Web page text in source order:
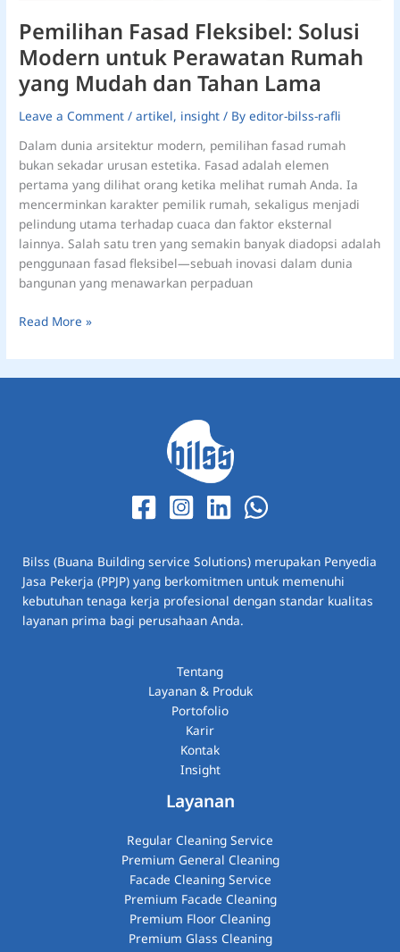
Pemilihan Fasad Fleksibel: Solusi
Modern untuk Perawatan Rumah
yang Mudah dan Tahan Lama
Leave a Comment /artikel, insight / Byeditor-bilss-rafli
Dalam dunia arsitektur modern, pemilihan fasad rumah
bukan sekadar urusan estetika. Fasad adalah elemen
pertama yang dilihat orang ketika melihat rumah Anda. Ia
mencerminkan karakter pemilik rumah, sekaligus menjadi
pelindung utama terhadap cuaca dan faktor eksternal
lainnya. Salah satu tren yang semakin banyak diadopsi adalah
penggunaan fasad fleksibel—sebuah inovasi dalam dunia
bangunan yang menawarkan perpaduan
Read More »
Bilss (Buana Building service Solutions) merupakan Penyedia
Jasa Pekerja (PPJP) yang berkomitmen untuk memenuhi
kebutuhan tenaga kerja profesional dengan standar kualitas
layanan prima bagi perusahaan Anda.
Tentang
Layanan & Produk
Portofolio
Karir
Kontak
Insight
Layanan
Regular Cleaning Service
Premium General Cleaning
Facade Cleaning Service
Premium Facade Cleaning
Premium Floor Cleaning
Premium Glass Cleaning​